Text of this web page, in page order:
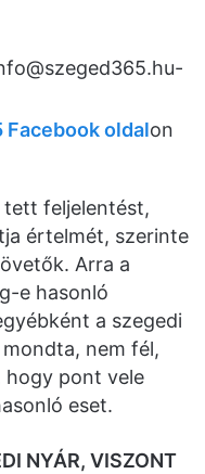
Facebook oldalon
tett feljelentést,
értelmét, szerinte
Arra a
e hasonló
a szegedi
nem fél,
hogy pont vele
eset.
NYÁR, VISZONT